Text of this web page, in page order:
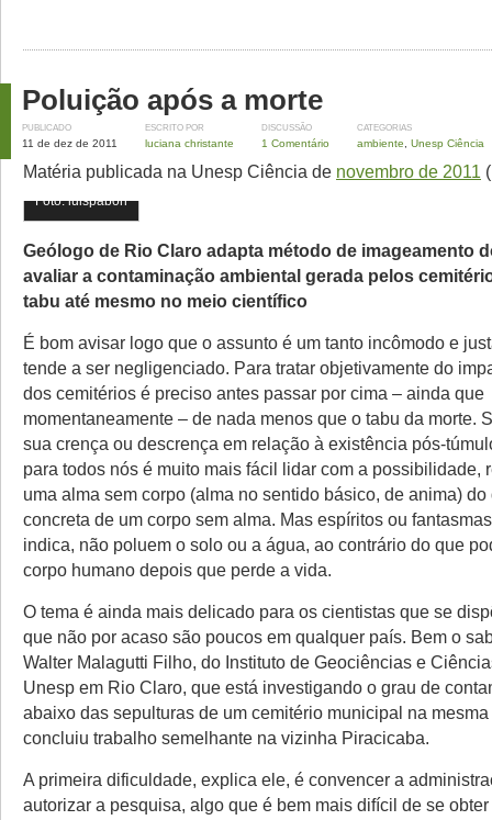
Poluição após a morte
PUBLICADO
11 de dez de 2011
ESCRITO POR
luciana christante
DISCUSSÃO
1 Comentário
CATEGORIAS
ambiente Unesp Ciência
Matéria publicada na Unesp Ciência de novembro de 2011 (
Foto: luispabon
Geólogo de Rio Claro adapta método de imageamento
avaliar a contaminação ambiental gerada pelos
tabu até mesmo no meio científico
É bom avisar logo que o assunto é um tanto incômodo e
tende a ser negligenciado. Para tratar objetivamente do
dos cemitérios é preciso antes passar por cima – ainda que
momentaneamente – de nada menos que o tabu da morte.
sua crença ou descrença em relação à existência pós-
para todos nós é muito mais fácil lidar com a possibilidade,
uma alma sem corpo (alma no sentido básico, de anima)
concreta de um corpo sem alma. Mas espíritos ou
indica, não poluem o solo ou a água, ao contrário do que
corpo humano depois que perde a vida.
O tema é ainda mais delicado para os cientistas que se
que não por acaso são poucos em qualquer país. Bem o
Walter Malagutti Filho, do Instituto de Geociências e
Unesp em Rio Claro, que está investigando o grau de
abaixo das sepulturas de um cemitério municipal na
concluiu trabalho semelhante na vizinha Piracicaba.
A primeira dificuldade, explica ele, é convencer a
autorizar a pesquisa, algo que é bem mais difícil de se